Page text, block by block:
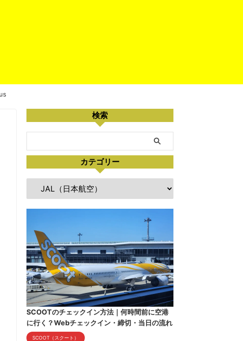
検索
カテゴリー
SCOOTのチェックイン方法｜何時間前に空港
に行く？Webチェックイン・締切・当日の流れ
SCOOT（スクート）